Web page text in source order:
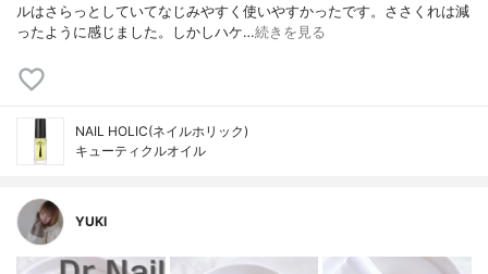
ルはさらっとしていてなじみやすく使いやすかったです。ささくれは減
ったように感じました。しかしハケ…続きを見る
NAIL HOLIC(ネイルホリック)
キューティクルオイル
YUKI